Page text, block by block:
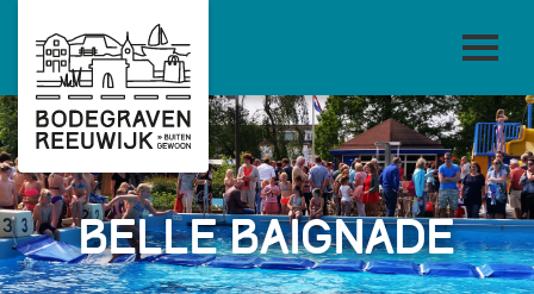
Belle baignade